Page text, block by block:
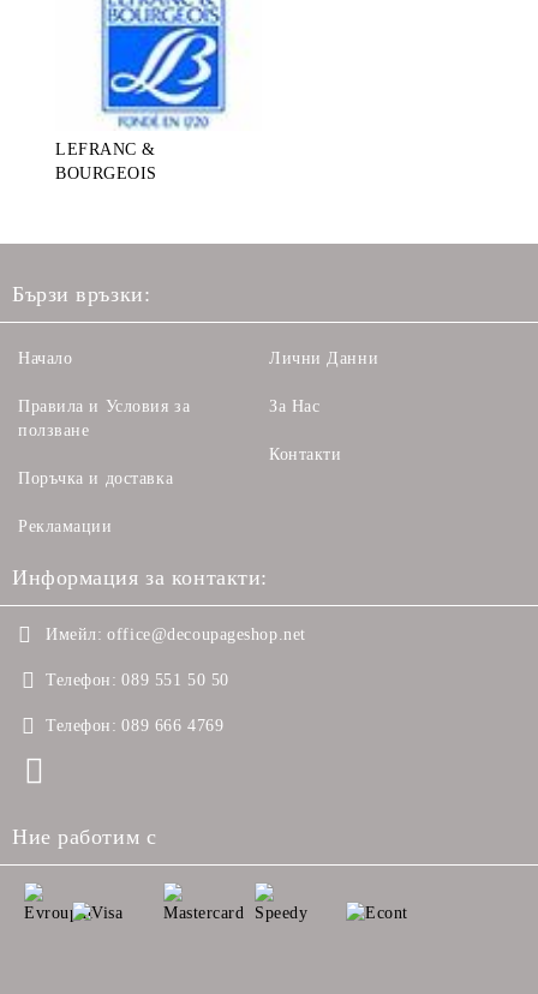
LEFRANC &
BOURGEOIS
Бързи връзки:
Начало
Правила и Условия за
ползване
Поръчка и доставка
Рекламации
Лични Данни
За Нас
Контакти
Информация за контакти:
Имейл: office@decoupageshop.net
Телефон: 089 551 50 50
Телефон: 089 666 4769
Ние работим с